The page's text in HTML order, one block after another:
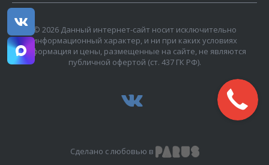
© 2026 Данный интернет-сайт носит исключительно
информационный характер, и ни при каких условиях
информация и цены, размещенные на сайте, не являются
публичной офертой (ст. 437 ГК РФ).
Сделано с любовью в